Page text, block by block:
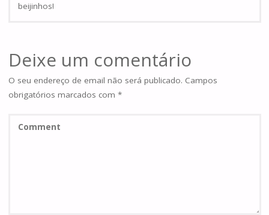
beijinhos!
Deixe um comentário
O seu endereço de email não será publicado. Campos
obrigatórios marcados com *